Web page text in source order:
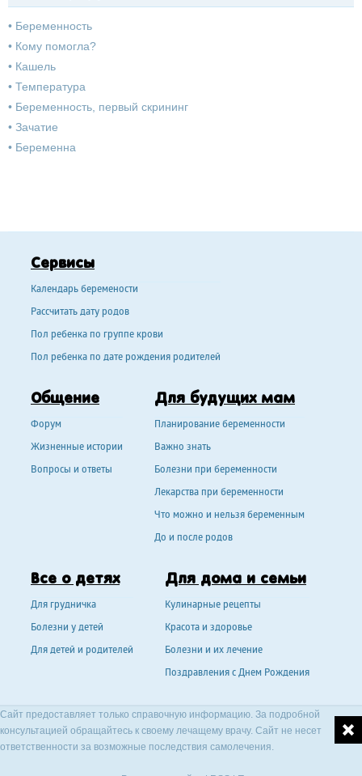
• Беременность
• Кому помогла?
• Кашель
• Температура
• Беременность, первый скрининг
• Зачатие
• Беременна
Сервисы
Календарь беремености
Рассчитать дату родов
Пол ребенка по группе крови
Пол ребенка по дате рождения родителей
Общение
Форум
Жизненные истории
Вопросы и ответы
Для будущих мам
Планирование беременности
Важно знать
Болезни при беременности
Лекарства при беременности
Что можно и нельзя беременным
До и после родов
Все о детях
Для грудничка
Болезни у детей
Для детей и родителей
Для дома и семьи
Кулинарные рецепты
Красота и здоровье
Болезни и их лечение
Поздравления с Днем Рождения
Сайт предоставляет только справочную информацию. За подробной
консультацией обращайтесь к своему лечащему врачу. Сайт не несет
ответственности за возможные последствия самолечения.